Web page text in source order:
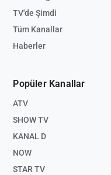
TV'de Şimdi
Tüm Kanallar
Haberler
Popüler Kanallar
ATV
SHOW TV
KANAL D
NOW
STAR TV